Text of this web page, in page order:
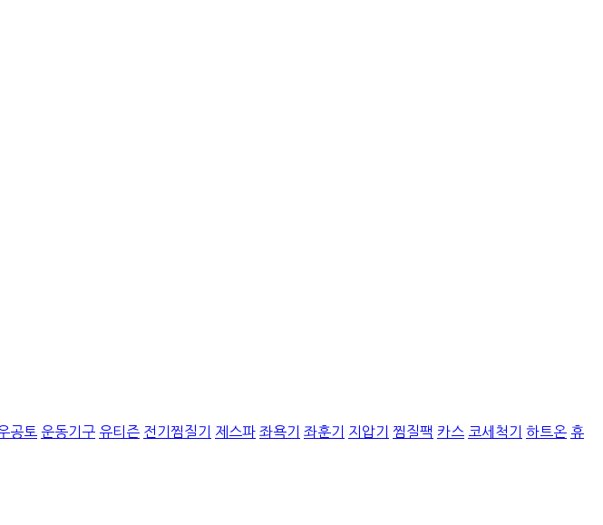
공토 운동기구 유티즌 전기찜질기 제스파 좌욕기 좌훈기 지압기 찜질팩 카스 코세척기 하트온 휴